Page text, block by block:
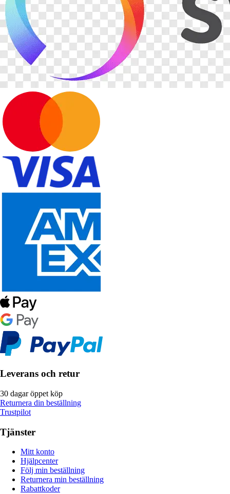
Leverans och retur
30 dagar öppet köp
Returnera din beställning
Trustpilot
Tjänster
Mitt konto
Hjälpcenter
Följ min beställning
Returnera min beställning
Rabattkoder